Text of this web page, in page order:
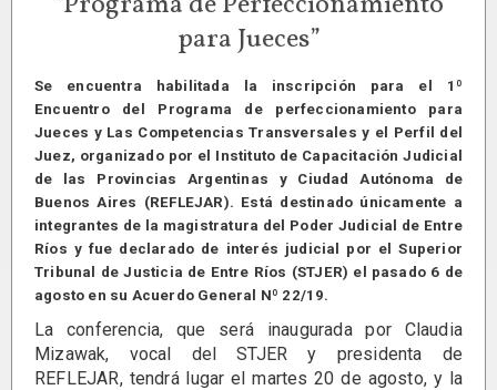
para Jueces”
Se encuentra habilitada la inscripción para el 1º
Encuentro del Programa de perfeccionamiento para
Jueces y Las Competencias Transversales y el Perfil del
Juez, organizado por el Instituto de Capacitación Judicial
de las Provincias Argentinas y Ciudad Autónoma de
Buenos Aires (REFLEJAR). Está destinado únicamente a
integrantes de la magistratura del Poder Judicial de Entre
Ríos y fue declarado de interés judicial por el Superior
Tribunal de Justicia de Entre Ríos (STJER) el pasado 6 de
agosto en su Acuerdo General Nº 22/19.
La conferencia, que será inaugurada por Claudia
Mizawak, vocal del STJER y presidenta de
REFLEJAR, tendrá lugar el martes 20 de agosto, y la